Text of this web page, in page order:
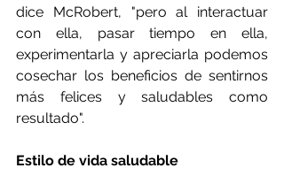
dice McRobert, "pero al interactuar
con ella, pasar tiempo en ella,
experimentarla y apreciarla podemos
cosechar los beneficios de sentirnos
más felices y saludables como
resultado".
Estilo de vida saludable